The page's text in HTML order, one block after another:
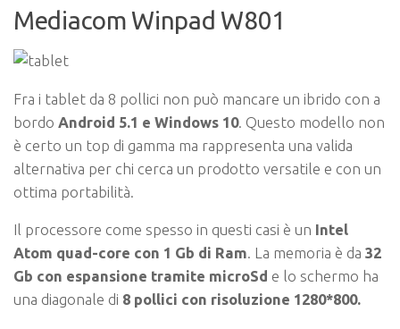
Mediacom Winpad W801
Fra i tablet da 8 pollici non può mancare un ibrido con a
bordo Android 5.1 e Windows 10. Questo modello non
è certo un top di gamma ma rappresenta una valida
alternativa per chi cerca un prodotto versatile e con un
ottima portabilità.
Il processore come spesso in questi casi è un Intel
Atom quad-core con 1 Gb di Ram. La memoria è da 32
Gb con espansione tramite microSd e lo schermo ha
una diagonale di 8 pollici con risoluzione 1280*800.